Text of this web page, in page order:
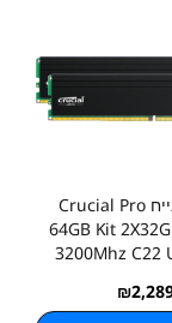
זכרון לנייח Crucial Pro
64GB Kit
3200Mhz C22
₪